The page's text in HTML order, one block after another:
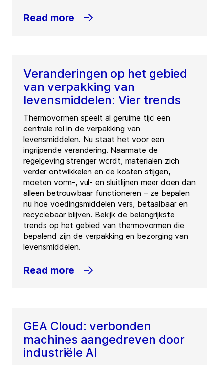
Read more
Veranderingen op het gebied
van verpakking van
levensmiddelen: Vier trends
Thermovormen speelt al geruime tijd een
centrale rol in de verpakking van
levensmiddelen. Nu staat het voor een
ingrijpende verandering. Naarmate de
regelgeving strenger wordt, materialen zich
verder ontwikkelen en de kosten stijgen,
moeten vorm-, vul- en sluitlijnen meer doen dan
alleen betrouwbaar functioneren – ze bepalen
nu hoe voedingsmiddelen vers, betaalbaar en
recyclebaar blijven. Bekijk de belangrijkste
trends op het gebied van thermovormen die
bepalend zijn de verpakking en bezorging van
levensmiddelen.
Read more
GEA Cloud: verbonden
machines aangedreven door
industriële AI